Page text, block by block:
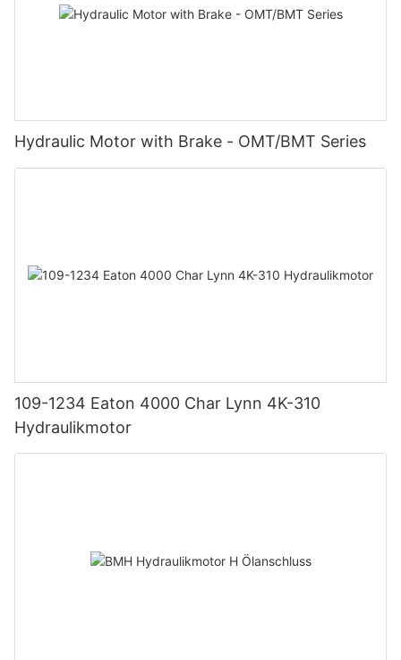
Hydraulic Motor with Brake - OMT/BMT Series
109-1234 Eaton 4000 Char Lynn 4K-310
Hydraulikmotor